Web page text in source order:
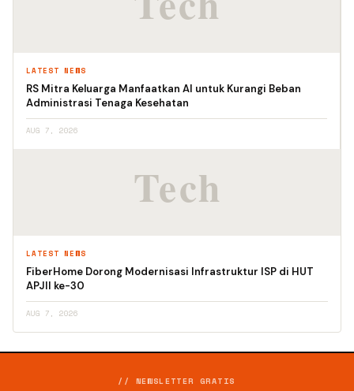
LATEST NEWS
RS Mitra Keluarga Manfaatkan AI untuk Kurangi Beban
Administrasi Tenaga Kesehatan
AUG 7, 2026
LATEST NEWS
FiberHome Dorong Modernisasi Infrastruktur ISP di HUT
APJII ke-30
AUG 7, 2026
// NEWSLETTER GRATIS